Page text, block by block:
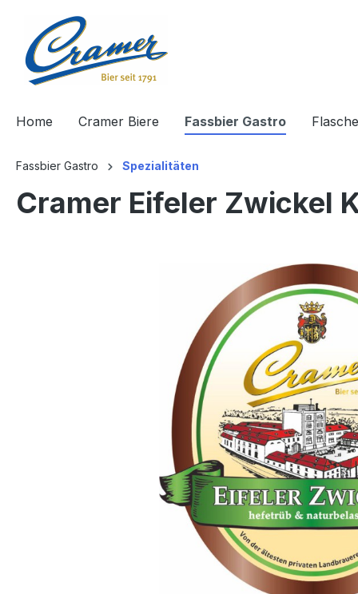
Zur Hauptnavigation springen
Home Cramer Biere Fassbier Gastro
Fassbier Gastro Spezialitäten
Cramer Eifeler Zwickel